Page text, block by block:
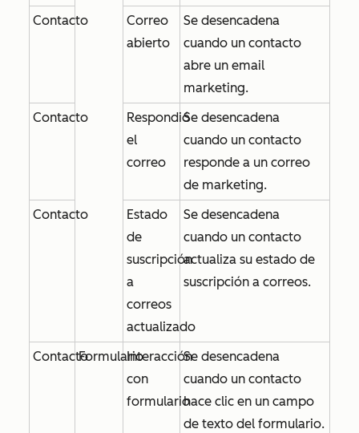
Contacto
Correo
abierto
Se desencadena
cuando un contacto
abre un email
marketing.
Contacto
Respondió
el
correo
Se desencadena
cuando un contacto
responde a un correo
de marketing.
Contacto
Estado
de
suscripción
a
correos
actualizado
Se desencadena
cuando un contacto
actualiza su estado de
suscripción a correos.
ContactoFormularioInteracción
con
formulario
Se desencadena
cuando un contacto
hace clic en un campo
de texto del formulario.